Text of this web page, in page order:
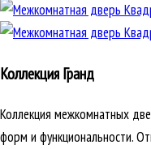
Коллекция Гранд
Коллекция межкомнатных
форм и функциональности.